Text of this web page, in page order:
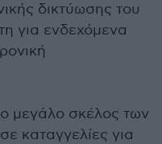
δικτύωσης του
για ενδεχόμενα
μεγάλο σκέλος των
καταγγελίες για